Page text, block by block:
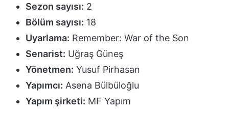
Sezon sayısı: 2
Bölüm sayısı: 18
Uyarlama: Remember: War of the Son
Senarist: Uğraş Güneş
Yönetmen: Yusuf Pirhasan
Yapımcı: Asena Bülbüloğlu
Yapım şirketi: MF Yapım